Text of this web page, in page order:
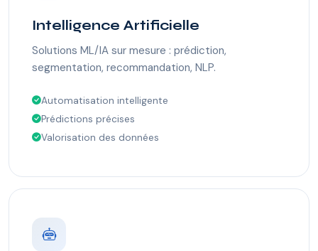
Intelligence Artificielle
Solutions ML/IA sur mesure : prédiction,
segmentation, recommandation, NLP.
Automatisation intelligente
Prédictions précises
Valorisation des données